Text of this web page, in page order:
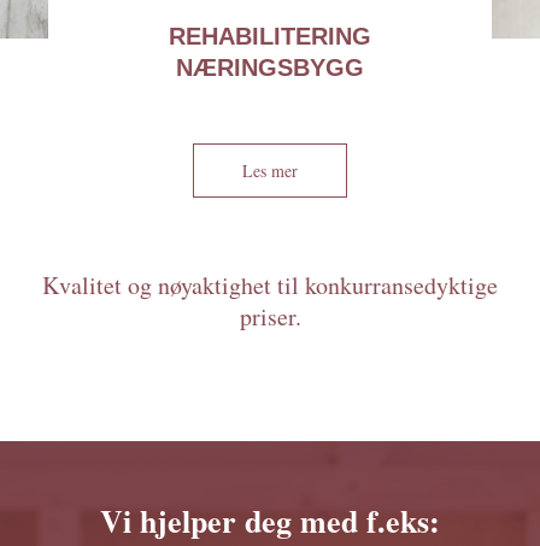
REHABILITERING
NÆRINGSBYGG
Les mer
Kvalitet og nøyaktighet til konkurransedyktige
priser.
Vi hjelper deg med f.eks: